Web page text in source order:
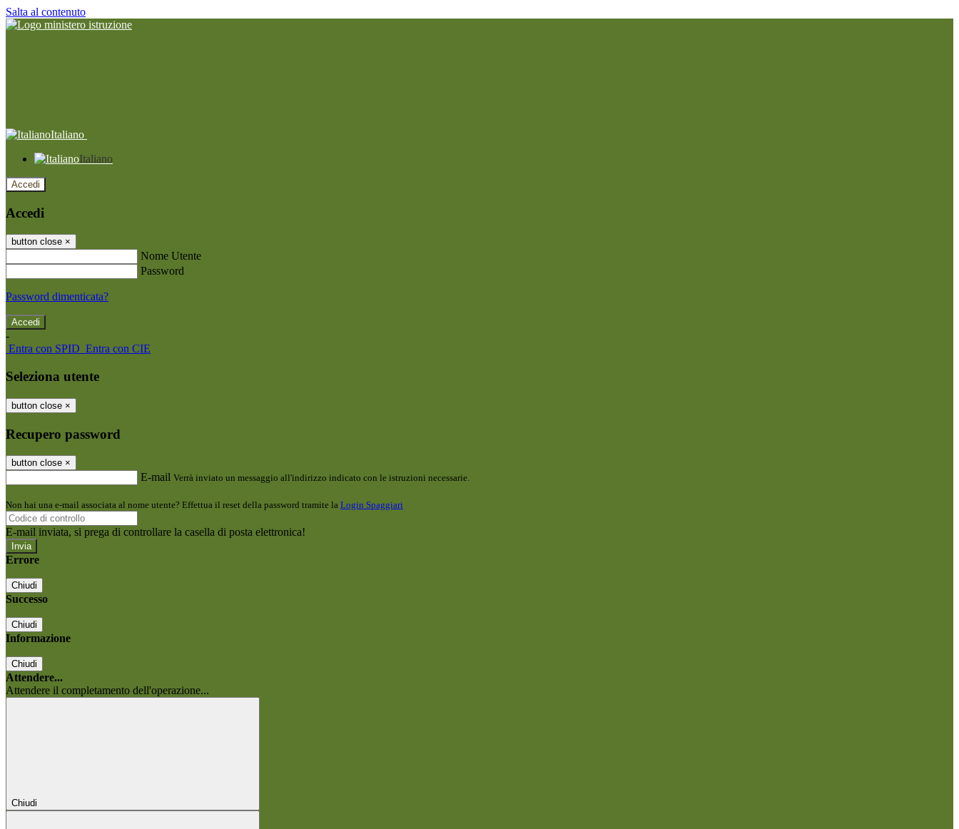
Salta al contenuto
Italiano
Italiano
Accedi
Accedi
button close ×
Nome Utente
Password
Password dimenticata?
-
Entra con SPID Entra con CIE
Seleziona utente
button close ×
Recupero password
button close ×
E-mail Verrà inviato un messaggio all'indirizzo indicato con le istruzioni necessarie.
Non hai una e-mail associata al nome utente? Effettua il reset della password tramite la Login Spaggiari
E-mail inviata, si prega di controllare la casella di posta elettronica!
Errore
Chiudi
Successo
Chiudi
Informazione
Chiudi
Attendere...
Attendere il completamento dell'operazione...
Chiudi